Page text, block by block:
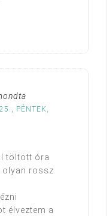
PÉNTEK,
töltött óra
olyan rossz
élveztem a